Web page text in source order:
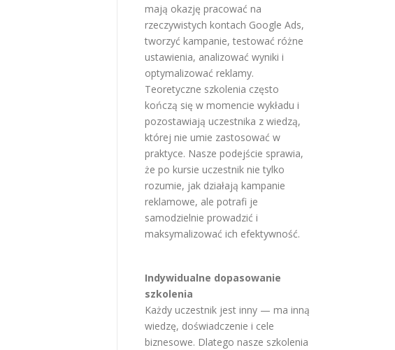
mają okazję pracować na
rzeczywistych kontach Google Ads,
tworzyć kampanie, testować różne
ustawienia, analizować wyniki i
optymalizować reklamy.
Teoretyczne szkolenia często
kończą się w momencie wykładu i
pozostawiają uczestnika z wiedzą,
której nie umie zastosować w
praktyce. Nasze podejście sprawia,
że po kursie uczestnik nie tylko
rozumie, jak działają kampanie
reklamowe, ale potrafi je
samodzielnie prowadzić i
maksymalizować ich efektywność.
Indywidualne dopasowanie
szkolenia
Każdy uczestnik jest inny — ma inną
wiedzę, doświadczenie i cele
biznesowe. Dlatego nasze szkolenia